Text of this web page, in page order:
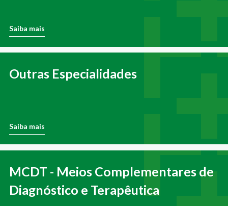
Saiba mais
Outras Especialidades
Saiba mais
MCDT - Meios Complementares de
Diagnóstico e Terapêutica